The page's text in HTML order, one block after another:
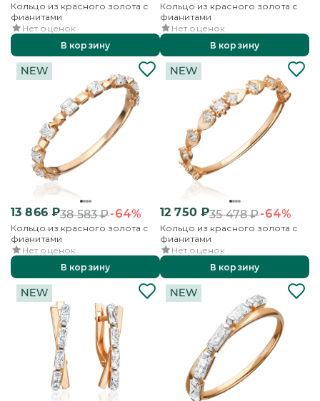
Кольцо из красного золота с
фианитами
Нет оценок
В корзину
Кольцо из красного золота с
фианитами
Нет оценок
В корзину
13 866₽38 583₽-64%
Кольцо из красного золота с
фианитами
Нет оценок
В корзину
12 750₽35 478₽-64%
Кольцо из красного золота с
фианитами
Нет оценок
В корзину